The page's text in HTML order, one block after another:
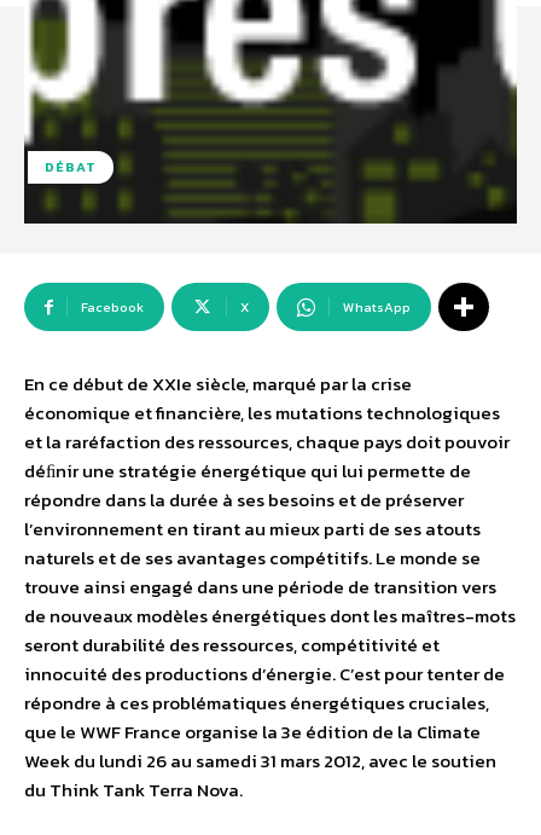
DÉBAT
Facebook X WhatsApp
En ce début de XXIe siècle, marqué par la crise
économique et financière, les mutations technologiques
et la raréfaction des ressources, chaque pays doit pouvoir
déﬁnir une stratégie énergétique qui lui permette de
répondre dans la durée à ses besoins et de préserver
l’environnement en tirant au mieux parti de ses atouts
naturels et de ses avantages compétitifs. Le monde se
trouve ainsi engagé dans une période de transition vers
de nouveaux modèles énergétiques dont les maîtres-mots
seront durabilité des ressources, compétitivité et
innocuité des productions d’énergie. C’est pour tenter de
répondre à ces problématiques énergétiques cruciales,
que le WWF France organise la 3e édition de la Climate
Week du lundi 26 au samedi 31 mars 2012, avec le soutien
du Think Tank Terra Nova.